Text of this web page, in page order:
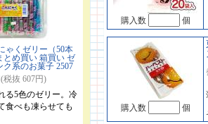
ゃくゼリー（50本
とめ買い 箱買い ゼ
ク系のお菓子 2507
税抜 607円)
る5色のゼリー。冷
食べも凍らせても
購入数 個
購入数 個